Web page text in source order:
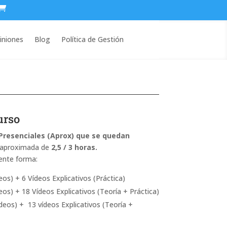
Blog Política de Gestión
(Aprox) que se quedan
de 2,5 / 3 horas.
forma:
+ 6 Vídeos Explicativos (Práctica)
+ 18 Vídeos Explicativos (Teoría + Práctica)
+ 13 vídeos Explicativos (Teoría +